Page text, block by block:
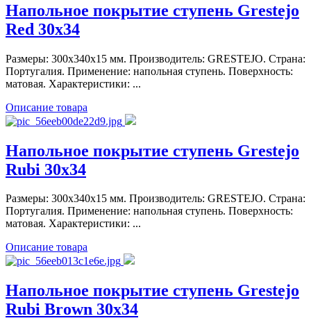
Напольное покрытие ступень Grestejo
Red 30x34
Размеры: 300x340x15 мм. Производитель: GRESTEJO. Страна:
Португалия. Применение: напольная ступень. Поверхность:
матовая. Характеристики: ...
Описание товара
Напольное покрытие ступень Grestejo
Rubi 30x34
Размеры: 300x340x15 мм. Производитель: GRESTEJO. Страна:
Португалия. Применение: напольная ступень. Поверхность:
матовая. Характеристики: ...
Описание товара
Напольное покрытие ступень Grestejo
Rubi Brown 30x34